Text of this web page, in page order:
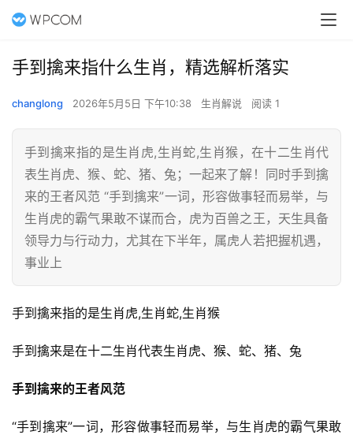
手到擒来指什么生肖，精选解析落实
changlong 2026年5月5日 下午10:38 生肖解说 阅读 1
手到擒来指的是生肖虎,生肖蛇,生肖猴，在十二生肖代
表生肖虎、猴、蛇、猪、兔；一起来了解！同时手到擒
来的王者风范 “手到擒来”一词，形容做事轻而易举，与
生肖虎的霸气果敢不谋而合，虎为百兽之王，天生具备
领导力与行动力，尤其在下半年，属虎人若把握机遇，
事业上
手到擒来指的是生肖虎,生肖蛇,生肖猴
手到擒来是在十二生肖代表生肖虎、猴、蛇、猪、兔
手到擒来的王者风范
“手到擒来”一词，形容做事轻而易举，与生肖虎的霸气果敢